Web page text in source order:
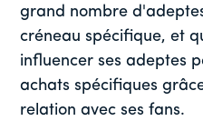
grand nombre
créneau spécifique, et
influencer ses adeptes
achats spécifiques
relation avec ses fans.